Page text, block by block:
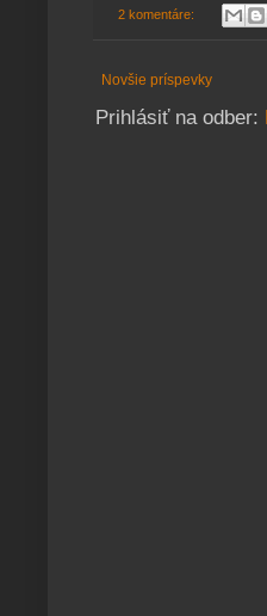
2 komentáre:
Novšie príspevky
Prihlásiť na odber: